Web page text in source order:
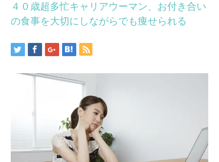
４０歳超多忙キャリアウーマン、お付き合い
の食事を大切にしながらでも痩せられる